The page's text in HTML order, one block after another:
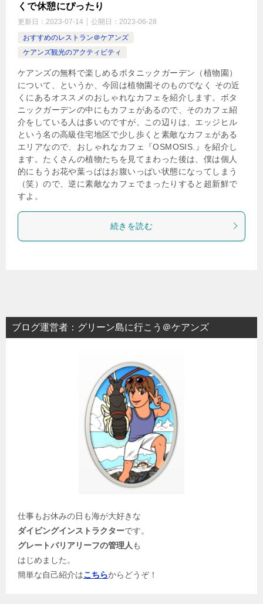
くで休憩にぴったり
更新日： 2023-07-14 公開日： 2023-06-28
おすすめのレストラン＠ケアンズ
ケアンズ観光のアクティビティ
ケアンズの無料で楽しめるボタニックガーデン（植物園）
について、というか、今回は植物園そのものでなく その近
くにあるオススメのおしゃれなカフェを紹介します。ボタ
ニックガーデンの中にもカフェがあるので、そのカフェ紹
介をしている人は多いのですが、この辺りは、エッジヒル
という名の高級住宅地区で少し歩くと素敵なカフェがある
エリアなので、おしゃれなカフェ『OSMOSIS.』を紹介し
ます。たくさんの植物たちを見てまわった後は、僕は個人
的にもうお花や葉っぱはお腹いっぱい状態になってしまう
（笑）ので、逆に素敵なカフェでまったりすると超新鮮で
すよ。
続きを読む
ブログ運営者：グリーン島に行こう＠ケアンズ
仕事もお休みの日も海が大好きな
ダイビングインストラクターです。
グレートバリアリーフの管理人も
はじめました。
簡単な自己紹介はこちらからどうぞ！